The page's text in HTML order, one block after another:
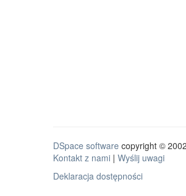
DSpace software copyright ©
Kontakt z nami | Wyślij uwagi
Deklaracja dostępności